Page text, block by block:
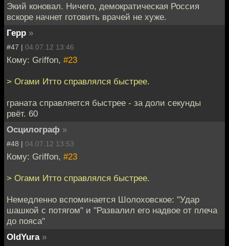
Экий коновал. Ничего, демократическая Россия
вскоре начнет готовить врачей не хуже.
Герр »
#47 | 04.07.12 13:46
Кому: Griffon, #23
> Огами Итто справлялся быстрее.
граната справляется быстрее - за доли секунды
рвёт. 60
Осцилограф »
#48 | 04.07.12 13:53
Кому: Griffon, #23
> Огами Итто справлялся быстрее.
Немедленно вспоминается Шолоховское: "Удар
шашкой с потягом" и "Развалил его надвое от плеча
до пояса"
OldYura »